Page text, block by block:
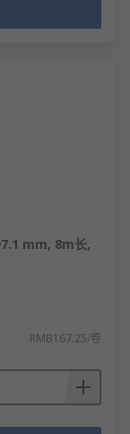
mm, 8m长,
RMB167.25/卷